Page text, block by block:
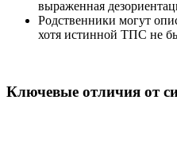
выраженная
Родственники могут
хотя истинной ТПС не
Ключевые отличия от